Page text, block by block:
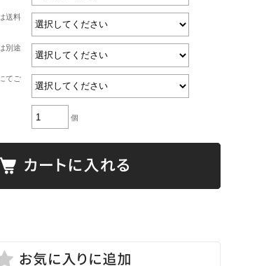
送料
別途
てご
個